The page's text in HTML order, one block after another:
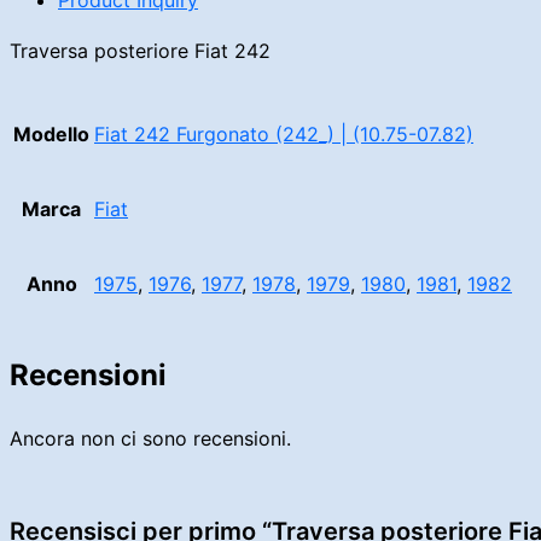
Traversa posteriore Fiat 242
Modello Fiat 242 Furgonato (242_) | (10.75-07.82)
Marca Fiat
Anno 1975, 1976, 1977, 1978, 1979, 1980, 1981, 1982
Recensioni
Ancora non ci sono recensioni.
Recensisci per primo “Traversa posteriore